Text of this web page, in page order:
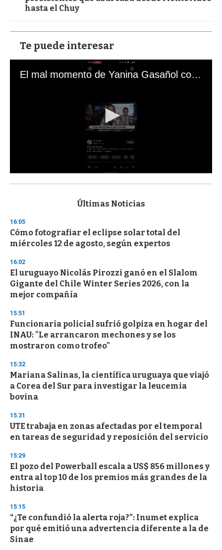
hasta el Chuy
Te puede interesar
El mal momento de Yanina Gasañol con un hincha argentino en "Subrayado"
s
d
s
o
f
3
s
e
c
o
d
s
Últimas Noticias
16:05
Cómo fotografiar el eclipse solar total del
miércoles 12 de agosto, según expertos
16:02
El uruguayo Nicolás Pirozzi ganó en el Slalom
Gigante del Chile Winter Series 2026, con la
mejor compañía
15:51
Funcionaria policial sufrió golpiza en hogar del
INAU: "Le arrancaron mechones y se los
mostraron como trofeo"
15:32
Mariana Salinas, la científica uruguaya que viajó
a Corea del Sur para investigar la leucemia
bovina
15:31
UTE trabaja en zonas afectadas por el temporal
en tareas de seguridad y reposición del servicio
15:29
El pozo del Powerball escala a US$ 856 millones y
entra al top 10 de los premios más grandes de la
historia
15:15
“¿Te confundió la alerta roja?”: Inumet explica
por qué emitió una advertencia diferente a la de
Sinae